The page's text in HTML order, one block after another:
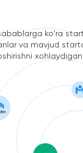
ko'ra
va mavjud